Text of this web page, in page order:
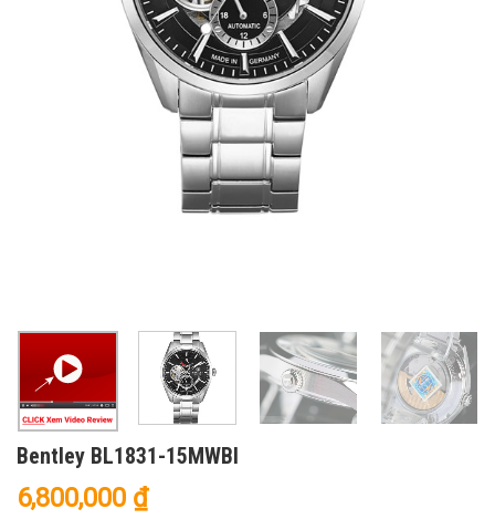
Bentley BL1831-15MWBI
6,800,000 ₫